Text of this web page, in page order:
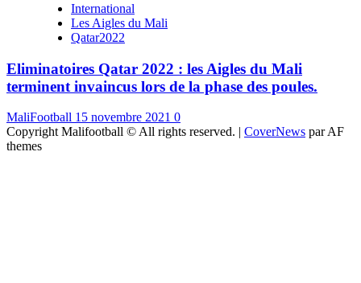
International
Les Aigles du Mali
Qatar2022
Eliminatoires Qatar 2022 : les Aigles du Mali
terminent invaincus lors de la phase des poules.
MaliFootball 15 novembre 2021 0
Copyright Malifootball © All rights reserved. | CoverNews par AF
themes